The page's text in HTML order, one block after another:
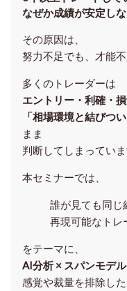
なぜか成績が安定し
その原因は、
努力不足でも、才能不
多くのトレーダーは
エントリー・利確・
「相場環境と結びつ
まま
判断してしまっていま
本セミナーでは、
誰が見ても同じ
再現可能なトレ
をテーマに、
AI分析 × スパンモデル
感覚や裁量を排除し